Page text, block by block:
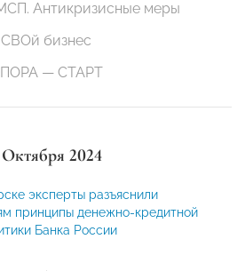
Антикризисные меры
СВОй бизнес
— СТАРТ
2024
эксперты разъяснили
принципы денежно-кредитной
Банка России